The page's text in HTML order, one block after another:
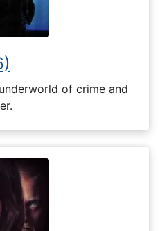
of crime and